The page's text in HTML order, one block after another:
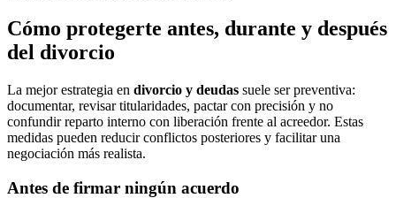
Cómo protegerte antes, durante y después
del divorcio
La mejor estrategia en divorcio y deudas suele ser preventiva:
documentar, revisar titularidades, pactar con precisión y no
confundir reparto interno con liberación frente al acreedor. Estas
medidas pueden reducir conflictos posteriores y facilitar una
negociación más realista.
Antes de firmar ningún acuerdo